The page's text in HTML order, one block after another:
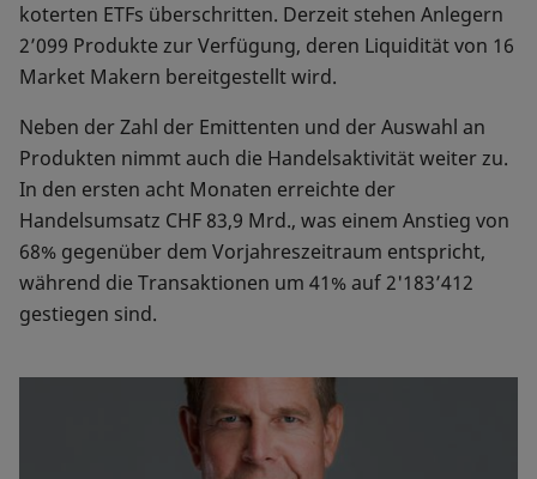
koterten ETFs überschritten. Derzeit stehen Anlegern
2’099 Produkte zur Verfügung, deren Liquidität von 16
Market Makern bereitgestellt wird.
Neben der Zahl der Emittenten und der Auswahl an
Produkten nimmt auch die Handelsaktivität weiter zu.
In den ersten acht Monaten erreichte der
Handelsumsatz CHF 83,9 Mrd., was einem Anstieg von
68% gegenüber dem Vorjahreszeitraum entspricht,
während die Transaktionen um 41% auf 2'183’412
gestiegen sind.